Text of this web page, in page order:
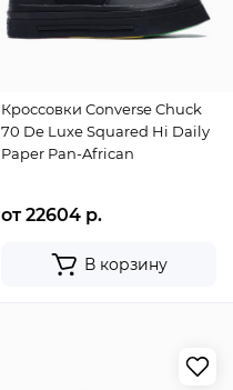
Кроссовки Converse Chuck
70 De Luxe Squared Hi Daily
Paper Pan-African
от 22604 р.
В корзину